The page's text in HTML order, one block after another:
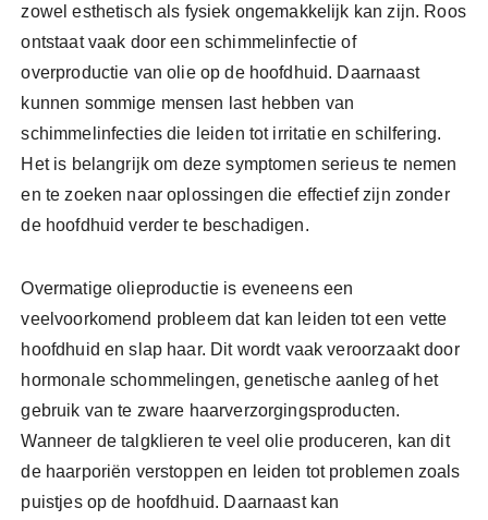
zowel esthetisch als fysiek ongemakkelijk kan zijn. Roos
ontstaat vaak door een schimmelinfectie of
overproductie van olie op de hoofdhuid. Daarnaast
kunnen sommige mensen last hebben van
schimmelinfecties die leiden tot irritatie en schilfering.
Het is belangrijk om deze symptomen serieus te nemen
en te zoeken naar oplossingen die effectief zijn zonder
de hoofdhuid verder te beschadigen.
Overmatige olieproductie is eveneens een
veelvoorkomend probleem dat kan leiden tot een vette
hoofdhuid en slap haar. Dit wordt vaak veroorzaakt door
hormonale schommelingen, genetische aanleg of het
gebruik van te zware haarverzorgingsproducten.
Wanneer de talgklieren te veel olie produceren, kan dit
de haarporiën verstoppen en leiden tot problemen zoals
puistjes op de hoofdhuid. Daarnaast kan